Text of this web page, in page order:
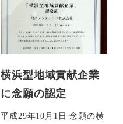
横浜型地域貢献企業
に念願の認定
平成29年10月1日 念願の横